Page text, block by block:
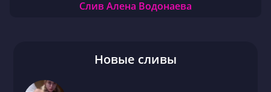
Слив Алена Водонаева
Новые сливы